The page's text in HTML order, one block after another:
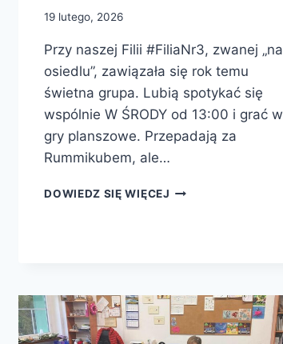
19 lutego, 2026
Przy naszej Filii #FiliaNr3, zwanej „na
osiedlu”, zawiązała się rok temu
świetna grupa. Lubią spotykać się
wspólnie W ŚRODY od 13:00 i grać w
gry planszowe. Przepadają za
Rummikubem, ale…
DOWIEDZ SIĘ WIĘCEJ PLANSZÓWKI